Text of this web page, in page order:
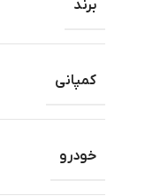
برند
کمپانی
خودرو